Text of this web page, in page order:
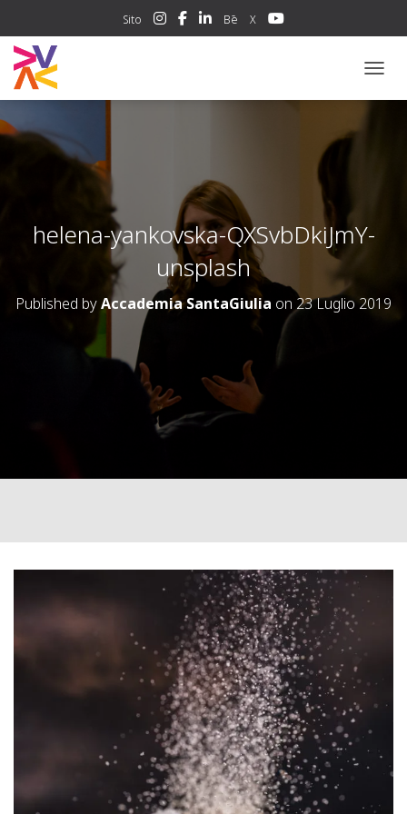
Sito Bē X
helena-yankovska-QXSvbDkiJmY-
unsplash
Published byAccademia SantaGiulia on 23 Luglio 2019